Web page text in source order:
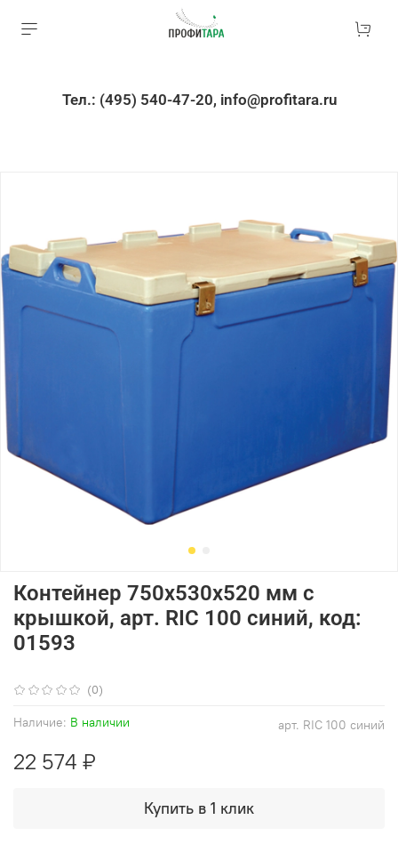
Тел.: (495) 540-47-20, info@profitara.ru
(0)
арт. RIC 100 синий
Наличие: В наличии
Контейнер 750х530х520 мм с
крышкой, арт. RIC 100 синий, код:
01593
22 574 ₽
Купить в 1 клик